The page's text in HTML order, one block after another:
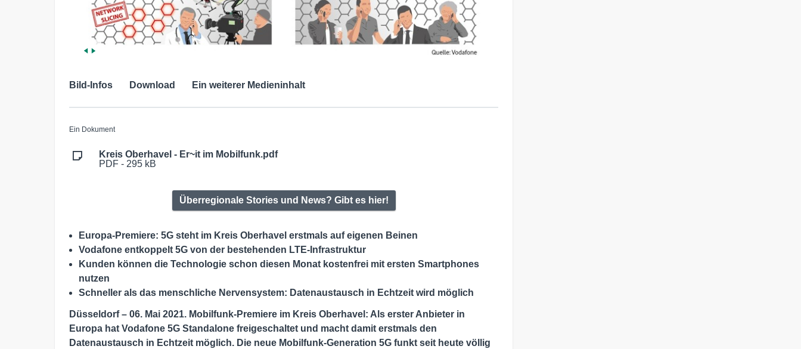
Bild-Infos Download Ein weiterer Medieninhalt
Ein Dokument
Kreis Oberhavel - Er~it im Mobilfunk.pdf
PDF - 295 kB
Überregionale Stories und News? Gibt es hier!
Europa-Premiere: 5G steht im Kreis Oberhavel erstmals auf eigenen Beinen
Vodafone entkoppelt 5G von der bestehenden LTE-Infrastruktur
Kunden können die Technologie schon diesen Monat kostenfrei mit ersten Smartphones
nutzen
Schneller als das menschliche Nervensystem: Datenaustausch in Echtzeit wird möglich
Düsseldorf – 06. Mai 2021. Mobilfunk-Premiere im Kreis Oberhavel: Als erster Anbieter in
Europa hat Vodafone 5G Standalone freigeschaltet und macht damit erstmals den
Datenaustausch in Echtzeit möglich. Die neue Mobilfunk-Generation 5G funkt seit heute völlig